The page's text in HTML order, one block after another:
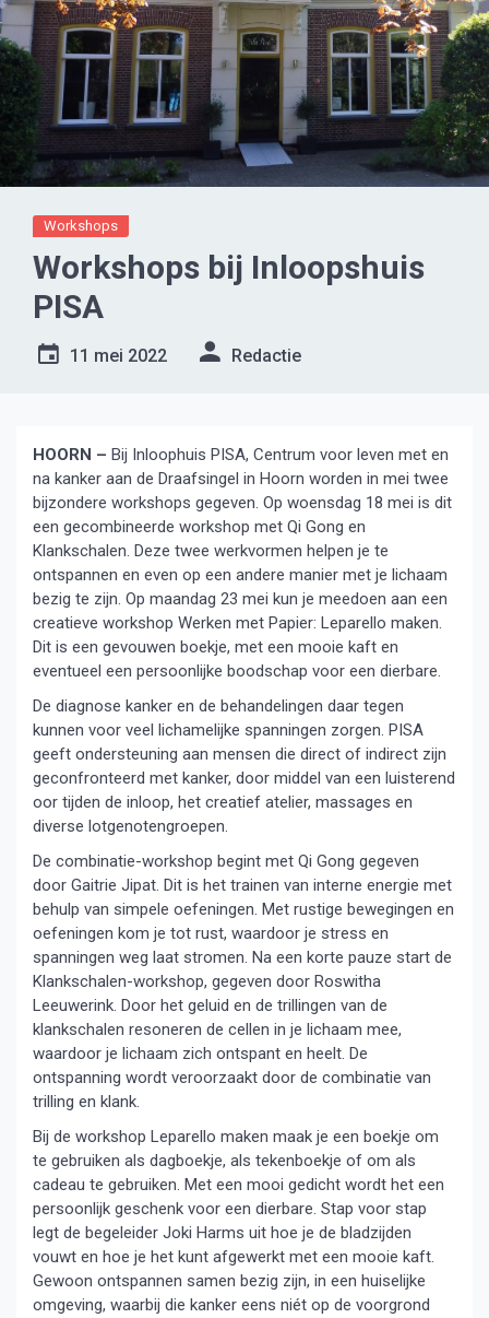
Workshops
Workshops bij Inloopshuis
PISA
11 mei 2022 Redactie
HOORN – Bij Inloophuis PISA, Centrum voor leven met en
na kanker aan de Draafsingel in Hoorn worden in mei twee
bijzondere workshops gegeven. Op woensdag 18 mei is dit
een gecombineerde workshop met Qi Gong en
Klankschalen. Deze twee werkvormen helpen je te
ontspannen en even op een andere manier met je lichaam
bezig te zijn. Op maandag 23 mei kun je meedoen aan een
creatieve workshop Werken met Papier: Leparello maken.
Dit is een gevouwen boekje, met een mooie kaft en
eventueel een persoonlijke boodschap voor een dierbare.
De diagnose kanker en de behandelingen daar tegen
kunnen voor veel lichamelijke spanningen zorgen. PISA
geeft ondersteuning aan mensen die direct of indirect zijn
geconfronteerd met kanker, door middel van een luisterend
oor tijden de inloop, het creatief atelier, massages en
diverse lotgenotengroepen.
De combinatie-workshop begint met Qi Gong gegeven
door Gaitrie Jipat. Dit is het trainen van interne energie met
behulp van simpele oefeningen. Met rustige bewegingen en
oefeningen kom je tot rust, waardoor je stress en
spanningen weg laat stromen. Na een korte pauze start de
Klankschalen-workshop, gegeven door Roswitha
Leeuwerink. Door het geluid en de trillingen van de
klankschalen resoneren de cellen in je lichaam mee,
waardoor je lichaam zich ontspant en heelt. De
ontspanning wordt veroorzaakt door de combinatie van
trilling en klank.
Bij de workshop Leparello maken maak je een boekje om
te gebruiken als dagboekje, als tekenboekje of om als
cadeau te gebruiken. Met een mooi gedicht wordt het een
persoonlijk geschenk voor een dierbare. Stap voor stap
legt de begeleider Joki Harms uit hoe je de bladzijden
vouwt en hoe je het kunt afgewerkt met een mooie kaft.
Gewoon ontspannen samen bezig zijn, in een huiselijke
omgeving, waarbij die kanker eens niét op de voorgrond